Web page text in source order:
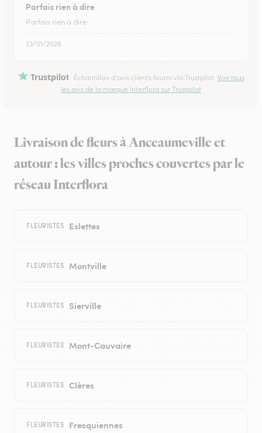
Parfais rien à dire
Parfais rien à dire
23/01/2026
Trustpilot Échantillon d'avis clients fourni via Trustpilot. Voir tous
les avis de la marque Interflora sur Trustpilot
Livraison de fleurs à Anceaumeville et
autour : les villes proches couvertes par le
réseau Interflora
FLEURISTES Eslettes
FLEURISTES Montville
FLEURISTES Sierville
FLEURISTES Mont-Cauvaire
FLEURISTES Clères
FLEURISTES Fresquiennes